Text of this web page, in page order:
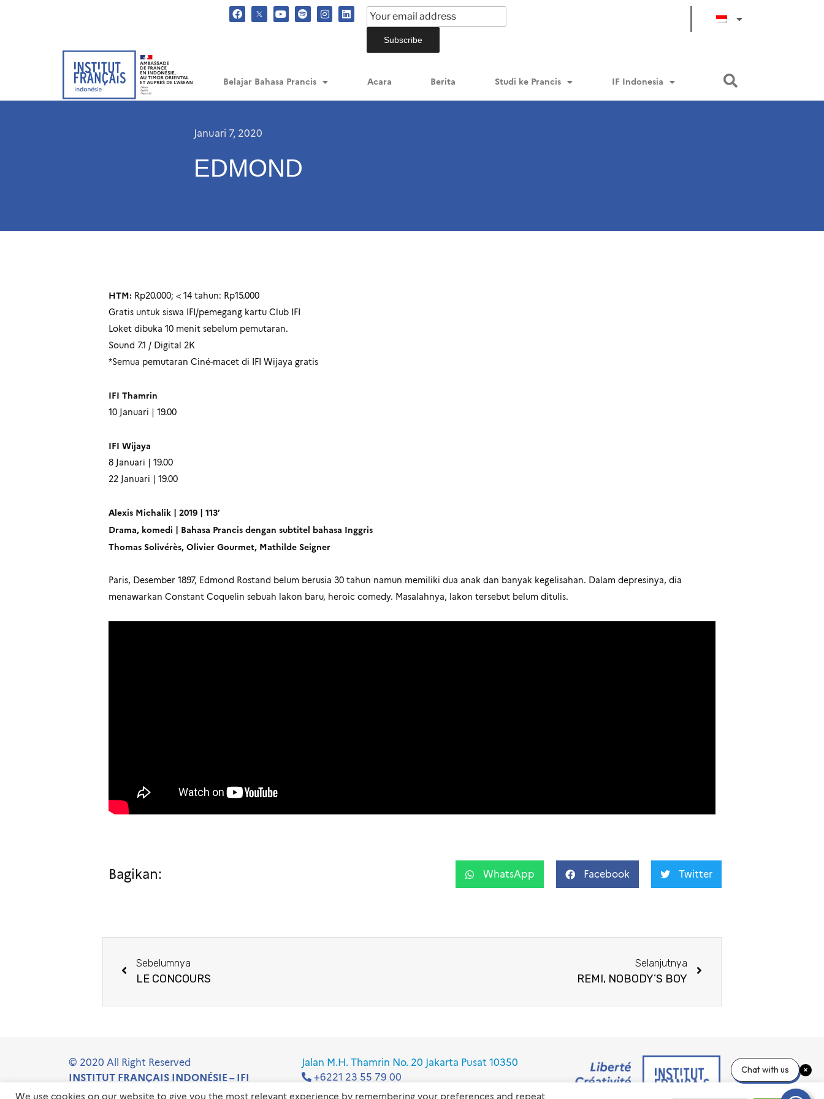
Belajar Bahasa Prancis Acara Berita Studi ke Prancis IF Indonesia
Januari 7, 2020
EDMOND
HTM: Rp20.000; < 14 tahun: Rp15.000
Gratis untuk siswa IFI/pemegang kartu Club IFI
Loket dibuka 10 menit sebelum pemutaran.
Sound 7.1 / Digital 2K
*Semua pemutaran Ciné-macet di IFI Wijaya gratis
IFI Thamrin
10 Januari | 19.00
IFI Wijaya
8 Januari | 19.00
22 Januari | 19.00
Alexis Michalik | 2019 | 113’
Drama, komedi | Bahasa Prancis dengan subtitel bahasa Inggris
Thomas Solivérès, Olivier Gourmet, Mathilde Seigner
Paris, Desember 1897, Edmond Rostand belum berusia 30 tahun namun memiliki dua anak dan banyak kegelisahan. Dalam depresinya, dia
menawarkan Constant Coquelin sebuah lakon baru, heroic comedy. Masalahnya, lakon tersebut belum ditulis.
Bagikan: WhatsApp Facebook Twitter
Sebelumnya
LE CONCOURS
Selanjutnya
REMI, NOBODY’S BOY
© 2020 All Right Reserved
INSTITUT FRANÇAIS INDONÉSIE – IFI
Jalan M.H. Thamrin No. 20 Jakarta Pusat 10350
+6221 23 55 79 00
info@ifi-id.com
We use cookies on our website to give you the most relevant experience by remembering your preferences and repeat
Chat with us